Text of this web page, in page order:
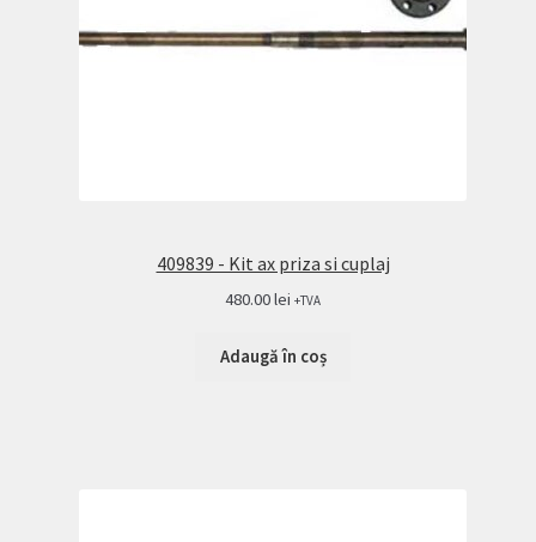
409839 - Kit ax priza si cuplaj
480.00lei +TVA
Adaugă în coș